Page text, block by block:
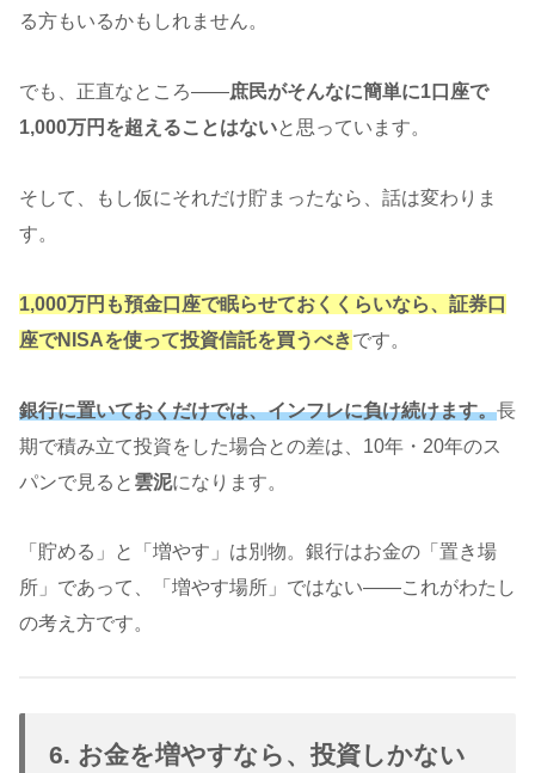
る方もいるかもしれません。
でも、正直なところ——庶民がそんなに簡単に1口座で
1,000万円を超えることはないと思っています。
そして、もし仮にそれだけ貯まったなら、話は変わりま
す。
1,000万円も預金口座で眠らせておくくらいなら、証券口
座でNISAを使って投資信託を買うべきです。
銀行に置いておくだけでは、インフレに負け続けます。長
期で積み立て投資をした場合との差は、10年・20年のス
パンで見ると 雲泥になります。
「貯める」と「増やす」は別物。銀行はお金の「置き場
所」であって、「増やす場所」ではない——これがわたし
の考え方です。
6. お金を増やすなら、投資しかない